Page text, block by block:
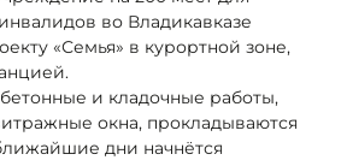
во Владикавказе
«Семья» в курортной зоне,
и кладочные работы,
окна, прокладываются
дни начнётся